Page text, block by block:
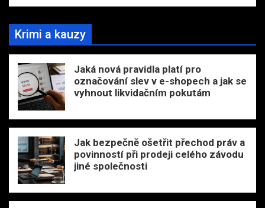
Krimi a kauzy
Jaká nová pravidla platí pro
označování slev v e-shopech a jak se
vyhnout likvidačním pokutám
Jak bezpečně ošetřit přechod práv a
povinností při prodeji celého závodu
jiné společnosti